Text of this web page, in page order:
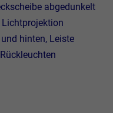
abgedunkelt
hinten, Leiste